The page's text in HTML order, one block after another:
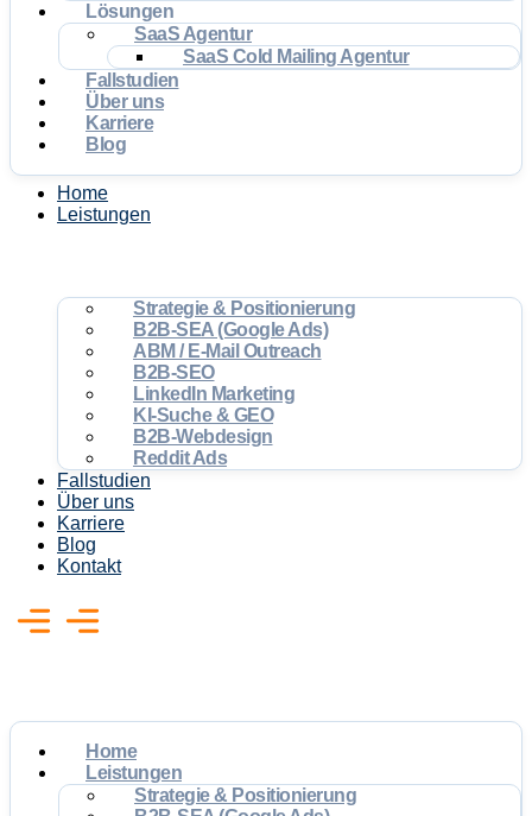
Lösungen
SaaS Agentur
SaaS Cold Mailing Agentur
Fallstudien
Über uns
Karriere
Blog
Home
Leistungen
Strategie & Positionierung
B2B-SEA (Google Ads)
ABM / E-Mail Outreach
B2B-SEO
LinkedIn Marketing
KI-Suche & GEO
B2B-Webdesign
Reddit Ads
Fallstudien
Über uns
Karriere
Blog
Kontakt
Home
Leistungen
Strategie & Positionierung